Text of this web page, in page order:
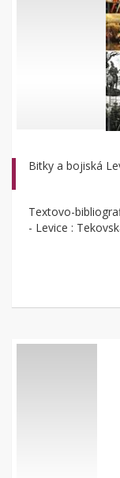
Bitky a bojiská
Textovo-
- Levice :